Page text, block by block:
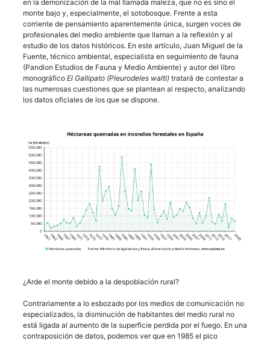
en la demonización de la mal llamada maleza, que no es sino el
monte bajo y, especialmente, el sotobosque. Frente a esta
corriente de pensamiento aparentemente única, surgen voces de
profesionales del medio ambiente que llaman a la reflexión y al
estudio de los datos históricos. En este artículo, Juan Miguel de la
Fuente, técnico ambiental, especialista en seguimiento de fauna
(Pandion Estudios de Fauna y Medio Ambiente) y autor del libro
monográfico El Gallipato (Pleurodeles waltl) tratará de contestar a
las numerosas cuestiones que se plantean al respecto, analizando
los datos oficiales de los que se dispone.
¿Arde el monte debido a la despoblación rural?
Contrariamente a lo esbozado por los medios de comunicación no
especializados, la disminución de habitantes del medio rural no
está ligada al aumento de la superficie perdida por el fuego. En una
contraposición de datos, podemos ver que en 1985 el pico